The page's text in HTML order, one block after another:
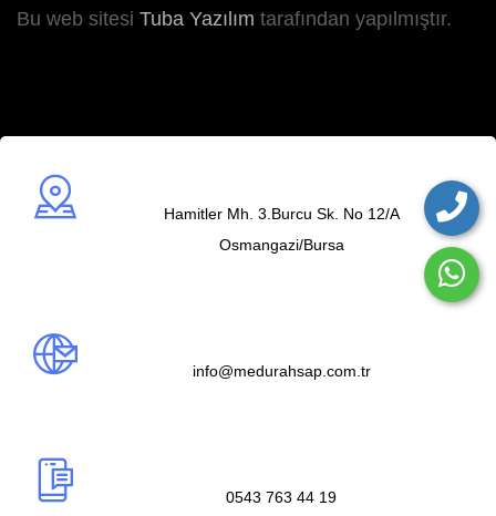
Bu web sitesi Tuba Yazılım tarafından yapılmıştır.
Hamitler Mh. 3.Burcu Sk. No 12/A
Osmangazi/Bursa
info@medurahsap.com.tr
0543 763 44 19